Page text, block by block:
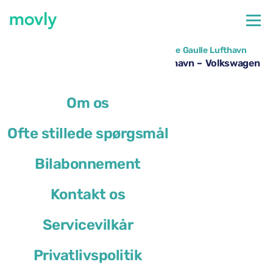
Om os
Ofte stillede spørgsmål
Bilabonnement
Kontakt os
Servicevilkår
Privatlivspolitik
Alle tilgængelige biler i Paris Charles de Gaulle Lufthavn
Billeje i Paris Charles de Gaulle Lufthavn – Volkswagen